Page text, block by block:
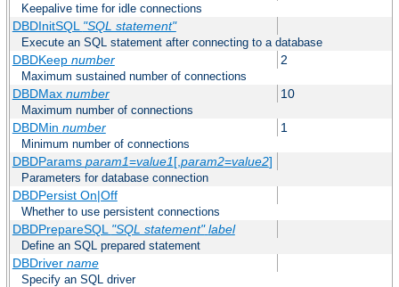
Keepalive time for idle connections
DBDInitSQL "SQL statement"
Execute an SQL statement after connecting to a database
DBDKeep number 2
Maximum sustained number of connections
DBDMax number 10
Maximum number of connections
DBDMin number 1
Minimum number of connections
DBDParams param1=value1[, param2=value2]
Parameters for database connection
DBDPersist On|Off
Whether to use persistent connections
DBDPrepareSQL "SQL statement" label
Define an SQL prepared statement
DBDriver name
Specify an SQL driver